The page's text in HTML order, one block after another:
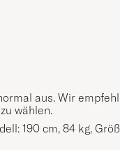
aus. Wir
wählen.
190 cm, 84 kg,